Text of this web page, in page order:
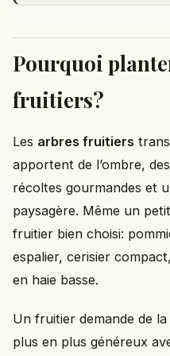
Pourquoi
fruitiers?
Les arbres fruitiers
apportent de l’ombre,
récoltes gourmandes et
paysagère. Même un
fruitier bien choisi:
espalier, cerisier
en haie basse.
Un fruitier demande de
plus en plus généreux